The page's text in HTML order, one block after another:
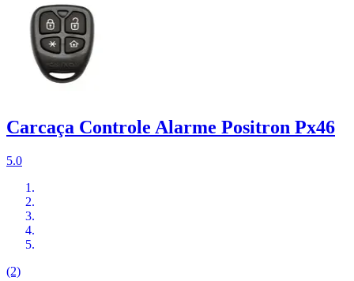
Carcaça Controle Alarme Positron Px46
5.0
(2)